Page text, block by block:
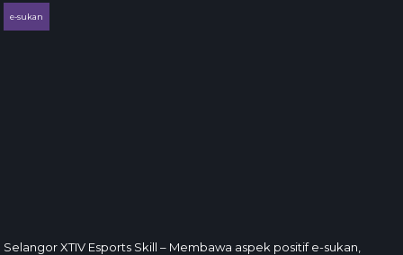
e-sukan
Selangor XTIV Esports Skill – Membawa aspek positif e-sukan,